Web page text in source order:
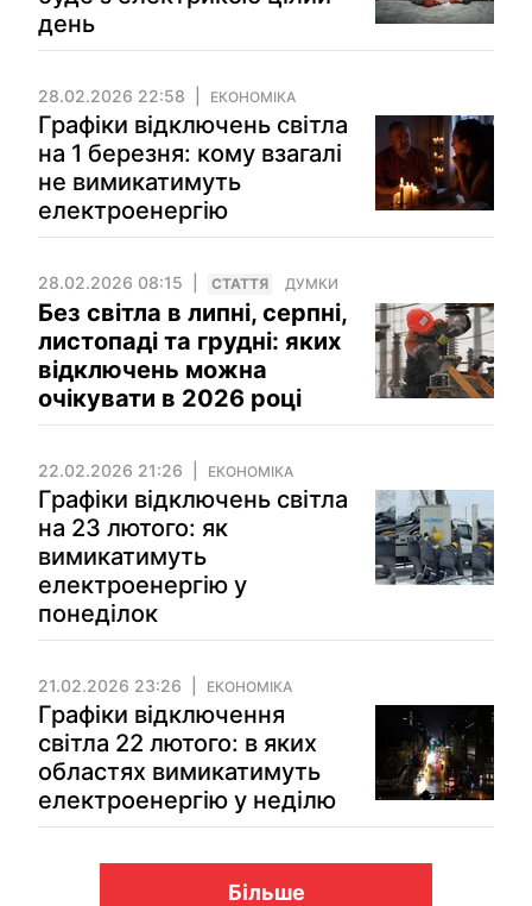
день
28.02.2026 22:58 ЕКОНОМІКА
Графіки відключень світла
на 1 березня: кому взагалі
не вимикатимуть
електроенергію
28.02.2026 08:15 СТАТТЯ ДУМКИ
Без світла в липні, серпні,
листопаді та грудні: яких
відключень можна
очікувати в 2026 році
22.02.2026 21:26 ЕКОНОМІКА
Графіки відключень світла
на 23 лютого: як
вимикатимуть
електроенергію у
понеділок
21.02.2026 23:26 ЕКОНОМІКА
Графіки відключення
світла 22 лютого: в яких
областях вимикатимуть
електроенергію у неділю
Більше